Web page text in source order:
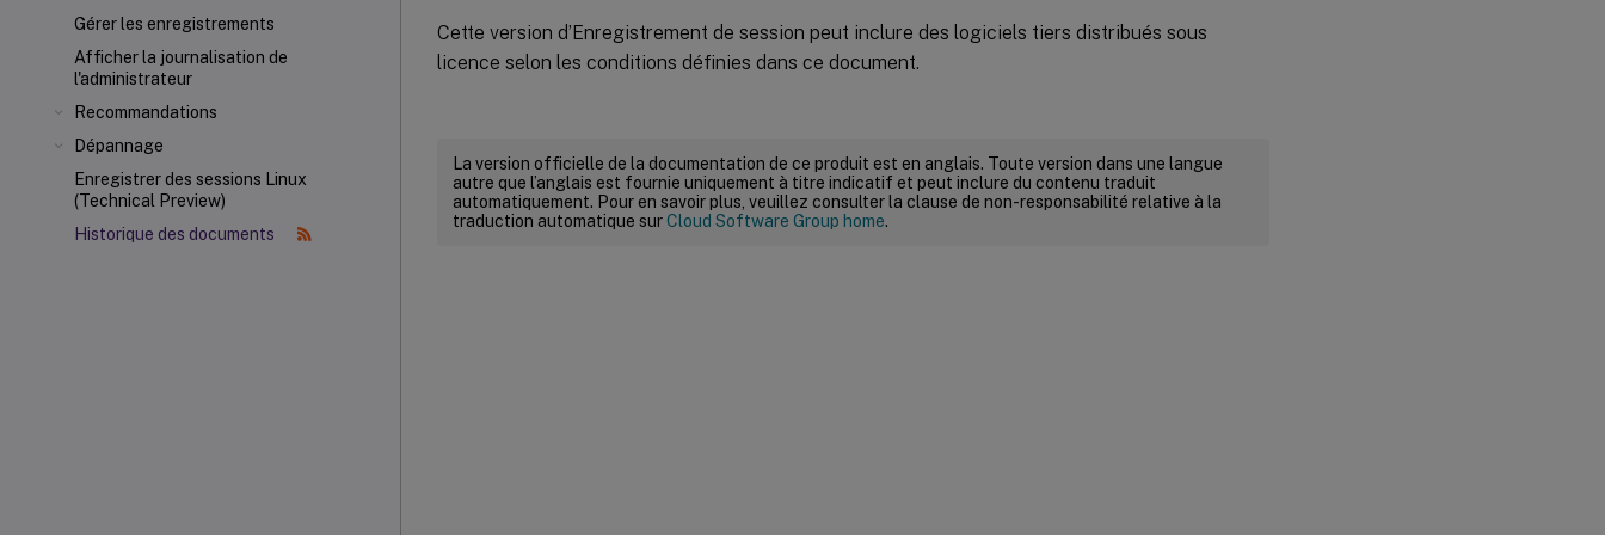
Gérer les enregistrements
Afficher la journalisation de
l'administrateur
Recommandations
Dépannage
Enregistrer des sessions Linux
(Technical Preview)
Historique des documents
Cette version d’Enregistrement de session peut inclure des logiciels tiers distribués sous
licence selon les conditions définies dans ce document.
La version officielle de la documentation de ce produit est en anglais. Toute version dans une langue
autre que l’anglais est fournie uniquement à titre indicatif et peut inclure du contenu traduit
automatiquement. Pour en savoir plus, veuillez consulter la clause de non-responsabilité relative à la
traduction automatique surCloud Software Group home.